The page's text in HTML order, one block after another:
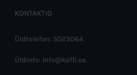
KONTAKTID
Üldtelefon: 5023064
Üldinfo: info@kaffi.ee